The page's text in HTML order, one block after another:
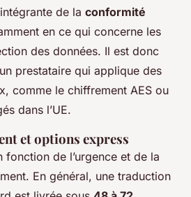
de la conformité
en ce qui concerne les
des données. Il est donc
prestataire qui applique des
comme le chiffrement AES ou
dans l’UE.
et options express
fonction de l’urgence et de la
En général, une traduction